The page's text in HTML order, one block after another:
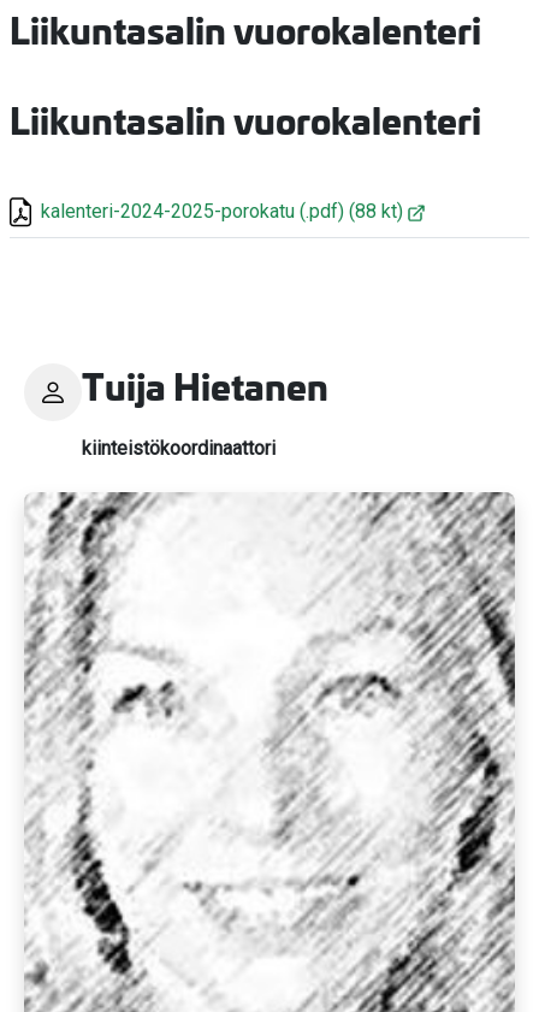
Liikuntasalin vuorokalenteri
Liikuntasalin vuorokalenteri
kalenteri-2024-2025-porokatu (.pdf) (88 kt)
Tuija Hietanen
kiinteistökoordinaattori